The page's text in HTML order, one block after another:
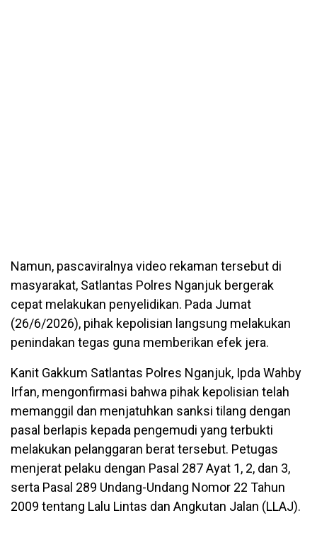
Namun, pascaviralnya video rekaman tersebut di
masyarakat, Satlantas Polres Nganjuk bergerak
cepat melakukan penyelidikan. Pada Jumat
(26/6/2026), pihak kepolisian langsung melakukan
penindakan tegas guna memberikan efek jera.
Kanit Gakkum Satlantas Polres Nganjuk, Ipda Wahby
Irfan, mengonfirmasi bahwa pihak kepolisian telah
memanggil dan menjatuhkan sanksi tilang dengan
pasal berlapis kepada pengemudi yang terbukti
melakukan pelanggaran berat tersebut. Petugas
menjerat pelaku dengan Pasal 287 Ayat 1, 2, dan 3,
serta Pasal 289 Undang-Undang Nomor 22 Tahun
2009 tentang Lalu Lintas dan Angkutan Jalan (LLAJ).